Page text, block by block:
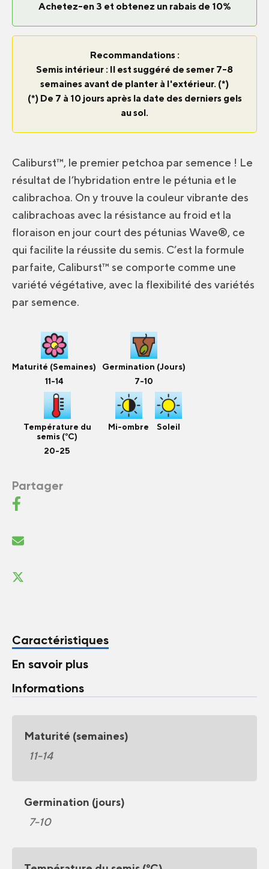
Achetez-en 3 et obtenez un rabais de 10%
Recommandations :
Semis intérieur : Il est suggéré de semer 7-8
semaines avant de planter à l'extérieur. (*)
(*) De 7 à 10 jours après la date des derniers gels
au sol.
Caliburst™, le premier petchoa par semence ! Le
résultat de l’hybridation entre le pétunia et le
calibrachoa. On y trouve la couleur vibrante des
calibrachoas avec la résistance au froid et la
floraison en jour court des pétunias Wave®, ce
qui facilite la réussite du semis. C’est la formule
parfaite, Caliburst™ se comporte comme une
variété végétative, avec la flexibilité des variétés
par semence.
Maturité (Semaines)
11-14
Germination (Jours)
7-10
Température du
semis (°C)
20-25
Mi-ombre Soleil
Partager
Caractéristiques
En savoir plus
Informations
Maturité (semaines)
11-14
Germination (jours)
7-10